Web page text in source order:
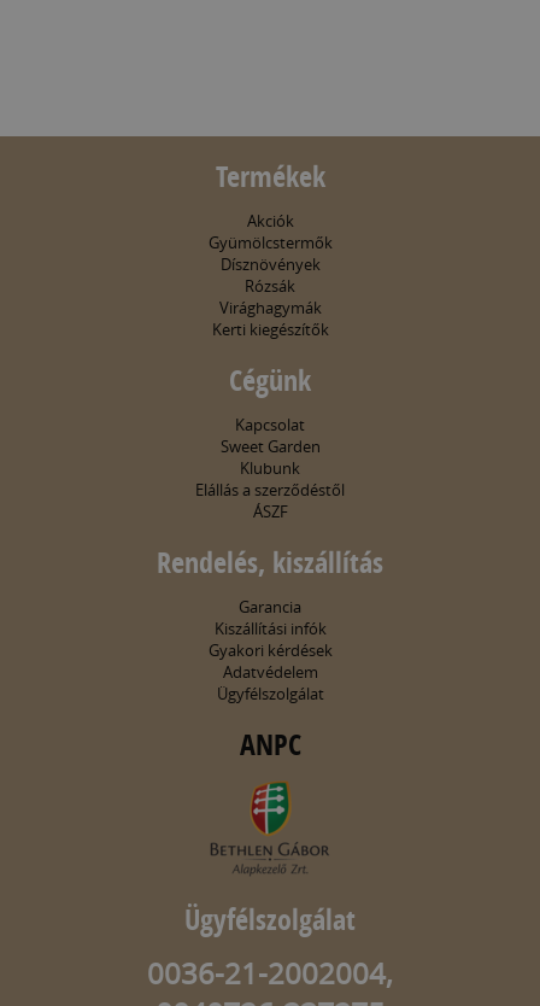
Termékek
Akciók
Gyümölcstermők
Dísznövények
Rózsák
Virághagymák
Kerti kiegészítők
Cégünk
Kapcsolat
Sweet Garden
Klubunk
Elállás a szerződéstől
ÁSZF
Rendelés, kiszállítás
Garancia
Kiszállítási infók
Gyakori kérdések
Adatvédelem
Ügyfélszolgálat
ANPC
Ügyfélszolgálat
0036-21-2002004,